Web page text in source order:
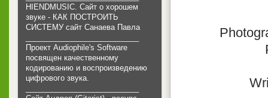
HIENDMUSIC. Сайт о хорошем
звуке - КАК ПОСТРОИТЬ
СИСТЕМУ сайт Санаева Павла
Проект Audiophile's Software
посвящен качественному
кодированию и воспроизведению
цифрового звука.